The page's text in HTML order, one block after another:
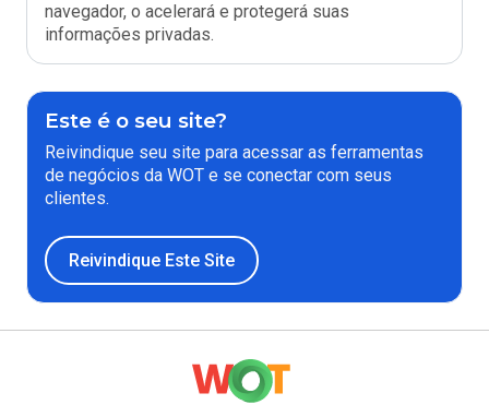
navegador, o acelerará e protegerá suas
informações privadas.
Este é o seu site?
Reivindique seu site para acessar as ferramentas
de negócios da WOT e se conectar com seus
clientes.
Reivindique Este Site